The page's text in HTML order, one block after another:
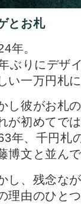
とお札
年。
ぶりにデザ
い一万円札
し彼がお札
が初めてで
年、千円札
博文と並ん
し、残念な
理由のひと